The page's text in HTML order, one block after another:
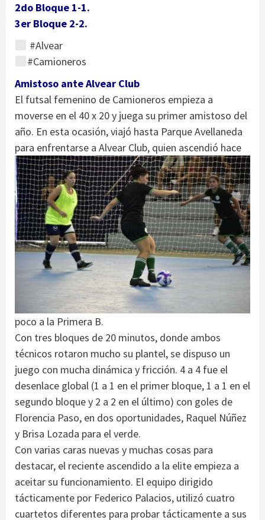
2do Bloque 1-1.
3er Bloque 2-2.
#Alvear
#Camioneros
Amistoso ante Alvear Club
El futsal femenino de Camioneros empieza a
moverse en el 40 x 20 y juega su primer amistoso del
año. En esta ocasión, viajó hasta Parque Avellaneda
para enfrentarse a Alvear Club, quien ascendió hace
poco a la Primera B.
Con tres bloques de 20 minutos, donde ambos
técnicos rotaron mucho su plantel, se dispuso un
juego con mucha dinámica y fricción. 4 a 4 fue el
desenlace global (1 a 1 en el primer bloque, 1 a 1 en el
segundo bloque y 2 a 2 en el último) con goles de
Florencia Paso, en dos oportunidades, Raquel Núñez
y Brisa Lozada para el verde.
Con varias caras nuevas y muchas cosas para
destacar, el reciente ascendido a la elite empieza a
aceitar su funcionamiento. El equipo dirigido
tácticamente por Federico Palacios, utilizó cuatro
cuartetos diferentes para probar tácticamente a sus